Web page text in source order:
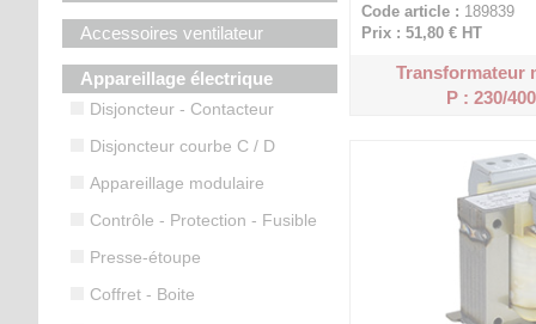
Accessoires ventilateur
Appareillage électrique
Disjoncteur - Contacteur
Disjoncteur courbe C / D
Appareillage modulaire
Contrôle - Protection - Fusible
Presse-étoupe
Coffret - Boite
Code article : 189839
Prix : 51,80 € HT
Transformateur
P : 230/